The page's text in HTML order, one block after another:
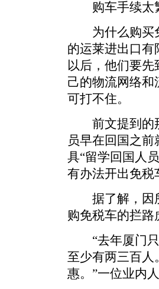
购车手续太
为什么购买免
的运莱进出口有
以后，他们要
己的物流网络和
可打不住。
前文提到的那
员早在回国之
具“留学回国人
有办法开出免税
据了解，因所
购免税车的拦路
“去年厦门只
至少有两三百人
惠。”一位业内人